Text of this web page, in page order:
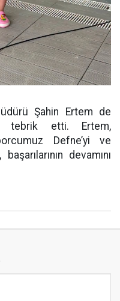
Şahin Ertem de
tebrik etti. Ertem,
Defne’yi ve
devamını